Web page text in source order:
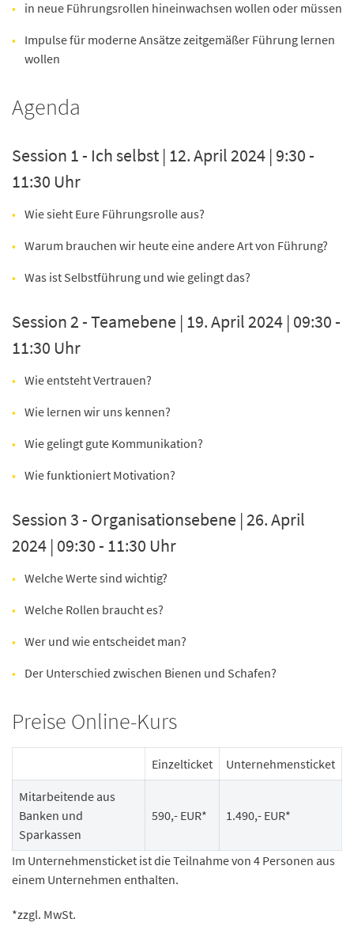
in neue Führungsrollen hineinwachsen wollen oder müssen
Impulse für moderne Ansätze zeitgemäßer Führung lernen
wollen
Agenda
Session 1 - Ich selbst | 12. April 2024 | 9:30 -
11:30 Uhr
Wie sieht Eure Führungsrolle aus?
Warum brauchen wir heute eine andere Art von Führung?
Was ist Selbstführung und wie gelingt das?
Session 2 - Teamebene | 19. April 2024 | 09:30 -
11:30 Uhr
Wie entsteht Vertrauen?
Wie lernen wir uns kennen?
Wie gelingt gute Kommunikation?
Wie funktioniert Motivation?
Session 3 - Organisationsebene | 26. April
2024 | 09:30 - 11:30 Uhr
Welche Werte sind wichtig?
Welche Rollen braucht es?
Wer und wie entscheidet man?
Der Unterschied zwischen Bienen und Schafen?
Preise Online-Kurs
Einzelticket Unternehmensticket
Mitarbeitende aus
Banken und
Sparkassen
590,- EUR* 1.490,- EUR*
Im Unternehmensticket ist die Teilnahme von 4 Personen aus
einem Unternehmen enthalten.
*zzgl. MwSt.